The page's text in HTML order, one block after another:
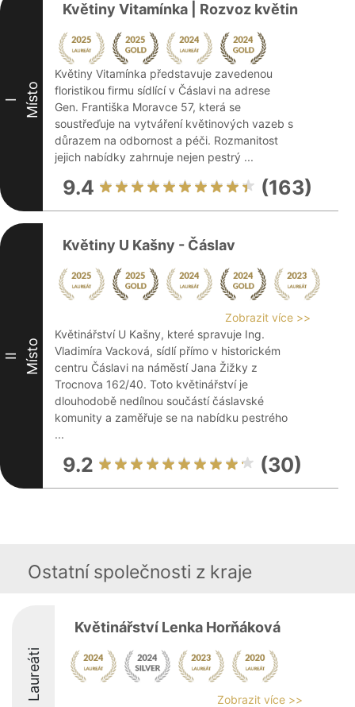
I Místo
Květiny Vitamínka | Rozvoz květin
Květiny Vitamínka představuje zavedenou
floristikou firmu sídlící v Čáslavi na adrese
Gen. Františka Moravce 57, která se
soustřeďuje na vytváření květinových vazeb s
důrazem na odbornost a péči. Rozmanitost
jejich nabídky zahrnuje nejen pestrý ...
9.4 (163)
II Místo
Květiny U Kašny - Čáslav
Zobrazit více >>
Květinářství U Kašny, které spravuje Ing.
Vladimíra Vacková, sídlí přímo v historickém
centru Čáslavi na náměstí Jana Žižky z
Trocnova 162/40. Toto květinářství je
dlouhodobě nedílnou součástí čáslavské
komunity a zaměřuje se na nabídku pestrého
...
9.2 (30)
Ostatní společnosti z kraje
Laureáti
Květinářství Lenka Horňáková
Zobrazit více >>